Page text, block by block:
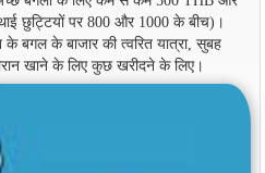
छुट्टियों पर 800 और 1000 के बीच)।
बगल के बाजार की त्वरित यात्रा, सुबह
खाने के लिए कुछ खरीदने के लिए।